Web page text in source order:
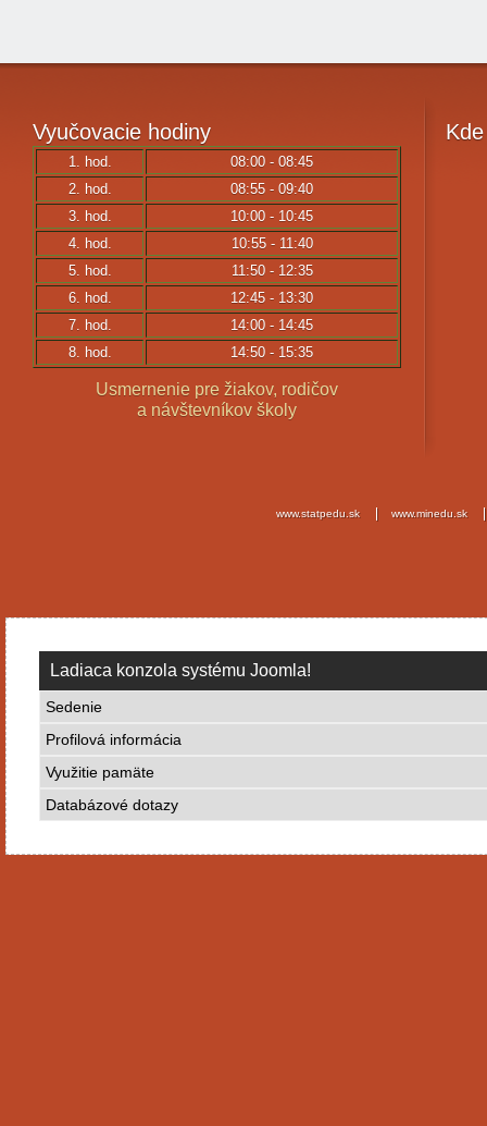
Vyučovacie hodiny
1. hod.
08:00 - 08:45
2. hod.
08:55 - 09:40
3. hod.
10:00 - 10:45
4. hod.
10:55 - 11:40
5. hod.
11:50 - 12:35
6. hod.
12:45 - 13:30
7. hod.
14:00 - 14:45
8. hod.
14:50 - 15:35
Usmernenie pre žiakov, rodičov
a návštevníkov školy
Kde
www.statpedu.sk www.minedu.sk
Ladiaca konzola systému Joomla!
Sedenie
Profilová informácia
Využitie pamäte
Databázové dotazy